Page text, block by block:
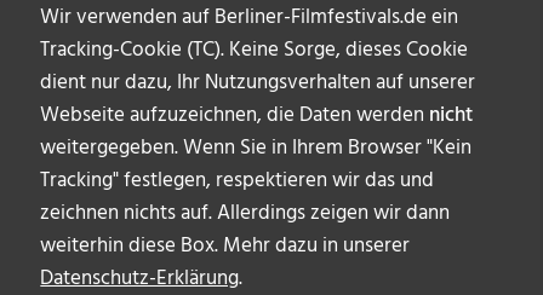
Wir verwenden auf Berliner-Filmfestivals.de ein
Tracking-Cookie (TC). Keine Sorge, dieses Cookie
dient nur dazu, Ihr Nutzungsverhalten auf unserer
Webseite aufzuzeichnen, die Daten werden nicht
weitergegeben. Wenn Sie in Ihrem Browser "Kein
Tracking" festlegen, respektieren wir das und
zeichnen nichts auf. Allerdings zeigen wir dann
weiterhin diese Box. Mehr dazu in unserer
Datenschutz-Erklärung.